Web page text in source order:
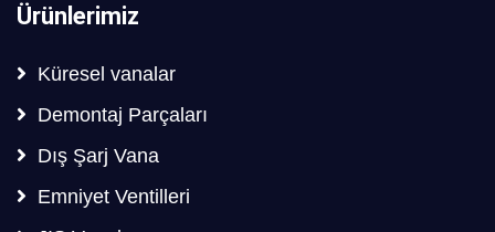
Ürünlerimiz
Küresel vanalar
Demontaj Parçaları
Dış Şarj Vana
Emniyet Ventilleri